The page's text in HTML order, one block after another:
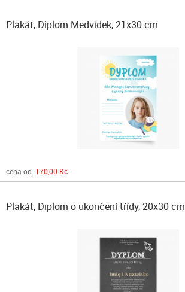
Plakát, Diplom Medvídek, 21x30 cm
cena od: 170,00 Kč
Plakát, Diplom o ukončení třídy, 20x30 cm